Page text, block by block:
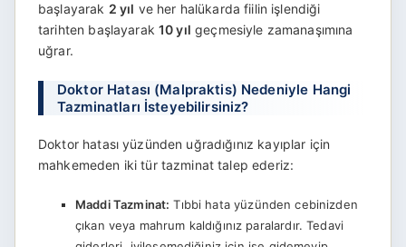
başlayarak 2 yıl ve her halükarda fiilin işlendiği
tarihten başlayarak 10 yıl geçmesiyle zamanaşımına
uğrar.
Doktor Hatası (Malpraktis) Nedeniyle Hangi
Tazminatları İsteyebilirsiniz?
Doktor hatası yüzünden uğradığınız kayıplar için
mahkemeden iki tür tazminat talep ederiz:
Maddi Tazminat: Tıbbi hata yüzünden cebinizden
çıkan veya mahrum kaldığınız paralardır. Tedavi